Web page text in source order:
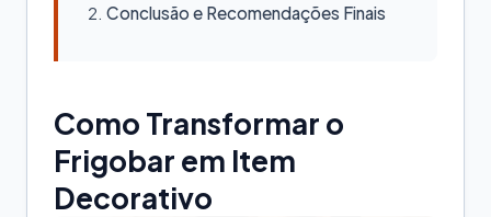
Conclusão e Recomendações Finais
Como Transformar o
Frigobar em Item
Decorativo